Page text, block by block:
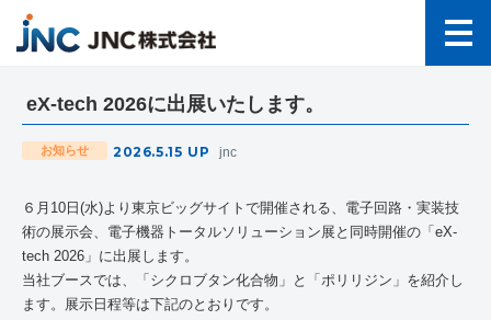
eX-tech 2026に出展いたします。
お知らせ 2026.5.15 UP jnc
６月 10 日 (水)より東京ビッグサイトで開催される、電子回路・実装技
術の展示会、電子機器トータルソリューション展と同時開催の「 eX-
tech 2026 」に出展します。
当社ブースでは、「シクロブタン化合物」と「ポリリジン」を紹介し
ます。展示日程等は下記のとおりです。